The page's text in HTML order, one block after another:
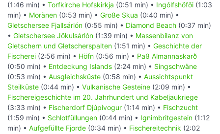
(1:46 min) • Torfkirche Hofskirkja (0:51 min) • Ingólfshöfði (1:03
min) • Moränen (0:53 min) • Große Skua (0:40 min) •
Gletschersee Fjallsárlón (0:55 min) • Diamond Beach (0:37 min)
• Gletschersee Jökulsárlón (1:39 min) • Massenbilanz von
Gletschern und Gletscherspalten (1:51 min) • Geschichte der
Fischerei (2:56 min) • Höfn (0:56 min) • Paß Almannaskarð
(0:50 min) • Entdeckung Islands (2:24 min) • Singschwäne
(0:53 min) • Ausgleichsküste (0:58 min) • Aussichtspunkt
Steilküste (0:44 min) • Vulkanische Gesteine (2:09 min) •
Fischereigeschichte im 20. Jahrhundert und Kabeljaukriege
(3:33 min) • Fischerdorf Djúpivogur (1:14 min) • Fischzucht
(1:59 min) • Schlotfüllungen (0:44 min) • Ignimbritgestein (1:12
min) • Aufgefüllte Fjorde (0:34 min) • Fischereitechnik (2:02